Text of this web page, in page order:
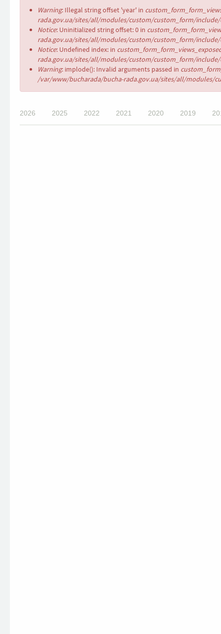
Error
message
Warning: Illegal string offset 'year' in
rada.gov.ua/sites/all/modules/custom/custom_form/
Notice: Uninitialized string offset: 0 in
rada.gov.ua/sites/all/modules/custom/custom_form/
Notice: Undefined index: in
rada.gov.ua/sites/all/modules/custom/custom_form/
Warning: implode(): Invalid arguments passed in
/var/www/bucharada/bucha-rada.gov.ua/sites/all/modules/
2026 2025 2022 2021 2020 2019